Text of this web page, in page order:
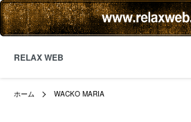
RELAX WEB
ホーム WACKO MARIA